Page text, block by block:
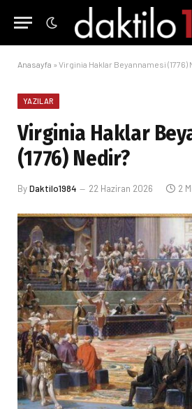
Anasayfa » Virginia Haklar Beyannamesi (1776)
YAZILAR
Virginia Haklar
(1776) Nedir?
ByDaktilo1984 22 Haziran 2026 2